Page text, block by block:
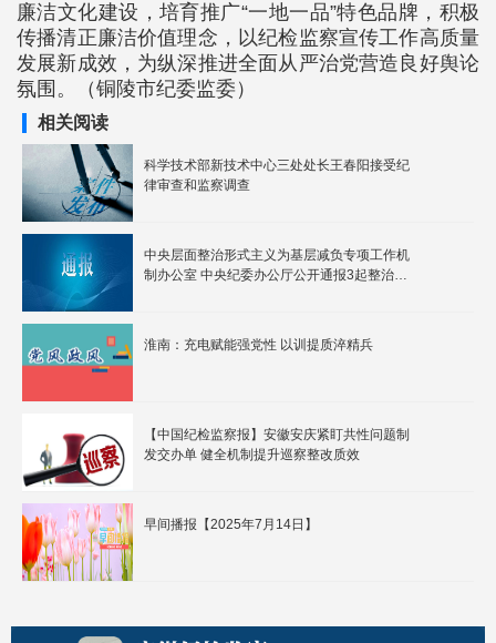
廉洁文化建设，培育推广“一地一品”特色品牌，积极
传播清正廉洁价值理念，以纪检监察宣传工作高质量
发展新成效，为纵深推进全面从严治党营造良好舆论
氛围。（铜陵市纪委监委）
相关阅读
科学技术部新技术中心三处处长王春阳接受纪
律审查和监察调查
中央层面整治形式主义为基层减负专项工作机
制办公室 中央纪委办公厅公开通报3起整治形
淮南：充电赋能强党性 以训提质淬精兵
【中国纪检监察报】安徽安庆紧盯共性问题制
发交办单 健全机制提升巡察整改质效
早间播报【2025年7月14日】